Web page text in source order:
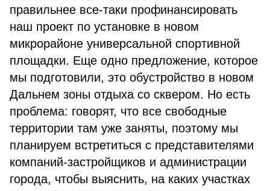
правильнее все-таки профинансировать
наш проект по установке в новом
микрорайоне универсальной спортивной
площадки. Еще одно предложение, которое
мы подготовили, это обустройство в новом
Дальнем зоны отдыха со сквером. Но есть
проблема: говорят, что все свободные
территории там уже заняты, поэтому мы
планируем встретиться с представителями
компаний-застройщиков и администрации
города, чтобы выяснить, на каких участках